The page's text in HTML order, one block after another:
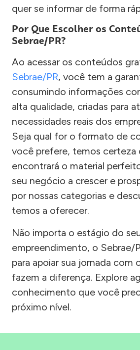
quer se informar de forma
Por Que Escolher os
Sebrae/PR?
Ao acessar os conteúdos
Sebrae/PR, você tem a
consumindo informações
alta qualidade, criadas para
necessidades reais dos
Seja qual for o formato de
você prefere, temos certeza
encontrará o material
seu negócio a crescer e
por nossas categorias e
temos a oferecer.
Não importa o estágio do
empreendimento, o Sebrae/
para apoiar sua jornada com
fazem a diferença. Explore
conhecimento que você
próximo nível.